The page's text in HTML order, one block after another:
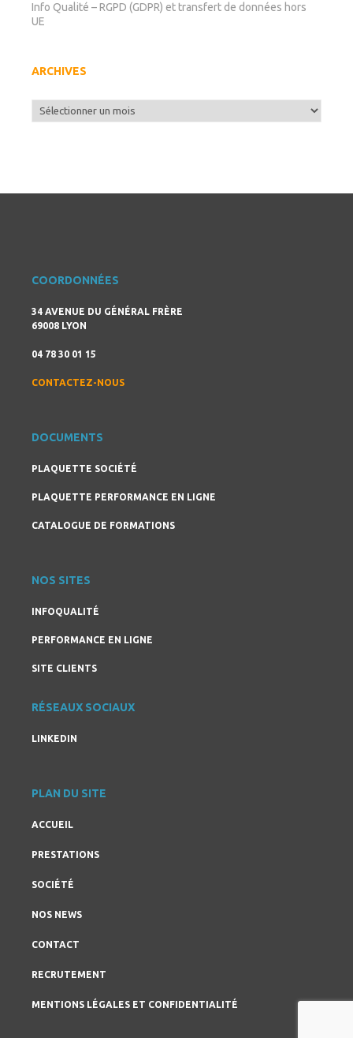
Info Qualité – RGPD (GDPR) et transfert de données hors
UE
ARCHIVES
Archives
COORDONNÉES
34 AVENUE DU GÉNÉRAL FRÈRE
69008 LYON
04 78 30 01 15
CONTACTEZ-NOUS
DOCUMENTS
PLAQUETTE SOCIÉTÉ
PLAQUETTE PERFORMANCE EN LIGNE
CATALOGUE DE FORMATIONS
NOS SITES
INFOQUALITÉ
PERFORMANCE EN LIGNE
SITE CLIENTS
RÉSEAUX SOCIAUX
LINKEDIN
PLAN DU SITE
ACCUEIL
PRESTATIONS
SOCIÉTÉ
NOS NEWS
CONTACT
RECRUTEMENT
MENTIONS LÉGALES ET CONFIDENTIALITÉ